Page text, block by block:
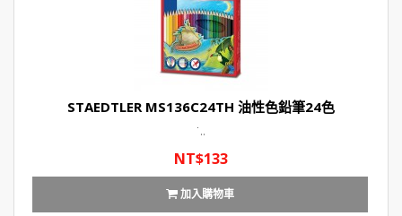
STAEDTLER MS136C24TH 油性色鉛筆24色
˙..
NT$133
加入購物車